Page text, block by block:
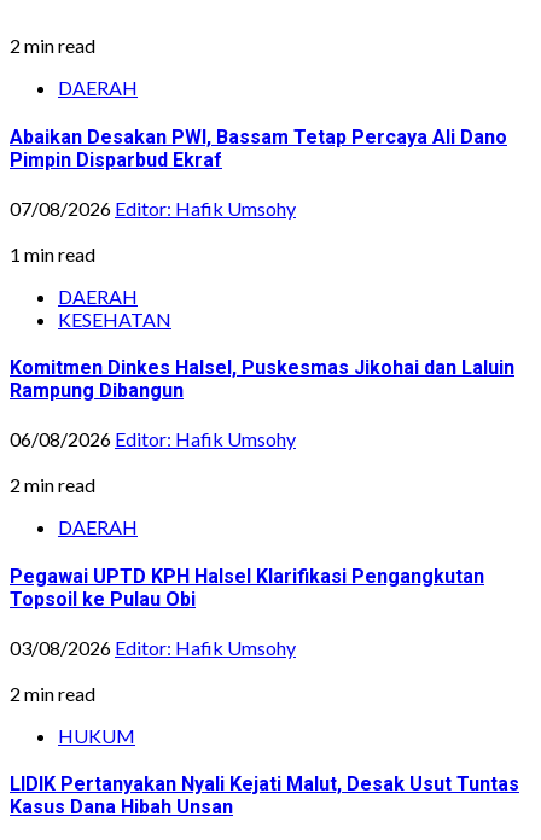
2 min read
DAERAH
Abaikan Desakan PWI, Bassam Tetap Percaya Ali Dano
Pimpin Disparbud Ekraf
07/08/2026 Editor: Hafik Umsohy
1 min read
DAERAH
KESEHATAN
Komitmen Dinkes Halsel, Puskesmas Jikohai dan Laluin
Rampung Dibangun
06/08/2026 Editor: Hafik Umsohy
2 min read
DAERAH
Pegawai UPTD KPH Halsel Klarifikasi Pengangkutan
Topsoil ke Pulau Obi
03/08/2026 Editor: Hafik Umsohy
2 min read
HUKUM
LIDIK Pertanyakan Nyali Kejati Malut, Desak Usut Tuntas
Kasus Dana Hibah Unsan